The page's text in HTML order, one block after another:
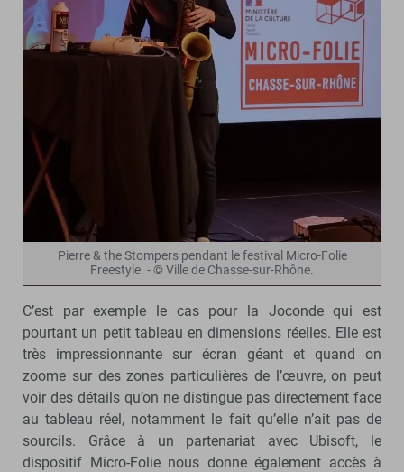
Pierre & the Stompers pendant le festival Micro-Folie
Freestyle. - © Ville de Chasse-sur-Rhône.
C’est par exemple le cas pour la Joconde qui est
pourtant un petit tableau en dimensions réelles. Elle est
très impressionnante sur écran géant et quand on
zoome sur des zones particulières de l’œuvre, on peut
voir des détails qu’on ne distingue pas directement face
au tableau réel, notamment le fait qu’elle n’ait pas de
sourcils. Grâce à un partenariat avec Ubisoft, le
dispositif Micro-Folie nous donne également accès à